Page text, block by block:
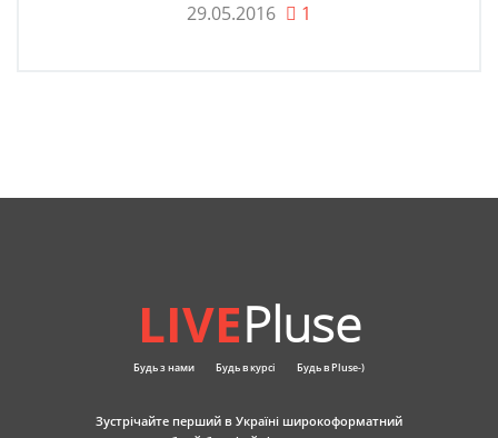
29.05.2016 1
LIVEPluse
Будь з нами Будь в курсі Будь в Pluse-)
Зустрічайте перший в Україні широкоформатний